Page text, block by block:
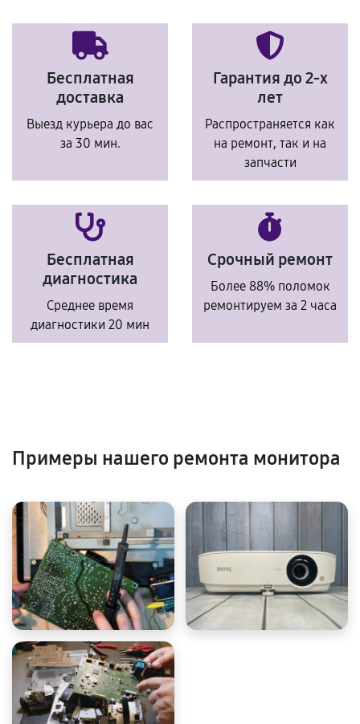
Бесплатная
доставка
Выезд курьера до вас
за 30 мин.
Гарантия до 2-х
лет
Распространяется как
на ремонт, так и на
запчасти
Бесплатная
диагностика
Среднее время
диагностики 20 мин
Срочный ремонт
Более 88% поломок
ремонтируем за 2 часа
Примеры нашего ремонта монитора